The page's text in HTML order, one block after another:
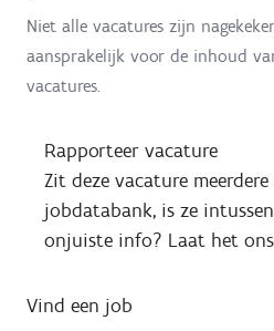
Niet alle vacatures zijn
aansprakelijk voor de inhoud
vacatures.
Rapporteer vacature
Zit deze vacature
jobdatabank, is ze
onjuiste info? Laat het
Vind een job